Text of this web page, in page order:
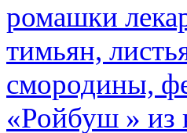
ромашки
тимьян,
смородины,
«Ройбуш » из